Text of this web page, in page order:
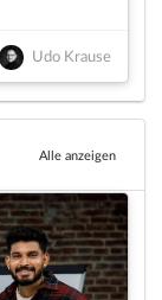
Udo Krause
Alle anzeigen